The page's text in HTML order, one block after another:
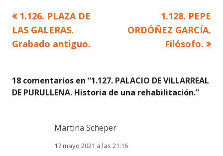
Navegación
de
Artículo
anterior
1.126. PLAZA DE
LAS GALERAS.
Grabado antiguo.
Artículo
siguiente
1.128. PEPE
ORDÓÑEZ GARCÍA.
Filósofo.
18 comentarios en “1.127. PALACIO DE VILLARREAL
DE PURULLENA. Historia de una rehabilitación.”
Martina Scheper
17 mayo 2021 a las 21:16